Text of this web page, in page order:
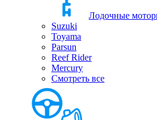
Лодочные
Suzuki
Toyama
Parsun
Reef Rider
Mercury
Смотреть все